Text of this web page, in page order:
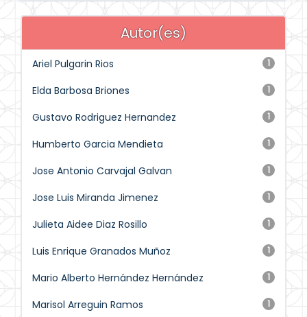
Autor(es)
1
Ariel Pulgarin Rios
1
Elda Barbosa Briones
1
Gustavo Rodriguez Hernandez
1
Humberto Garcia Mendieta
1
Jose Antonio Carvajal Galvan
1
Jose Luis Miranda Jimenez
1
Julieta Aidee Diaz Rosillo
1
Luis Enrique Granados Muñoz
1
Mario Alberto Hernández Hernández
1
Marisol Arreguin Ramos